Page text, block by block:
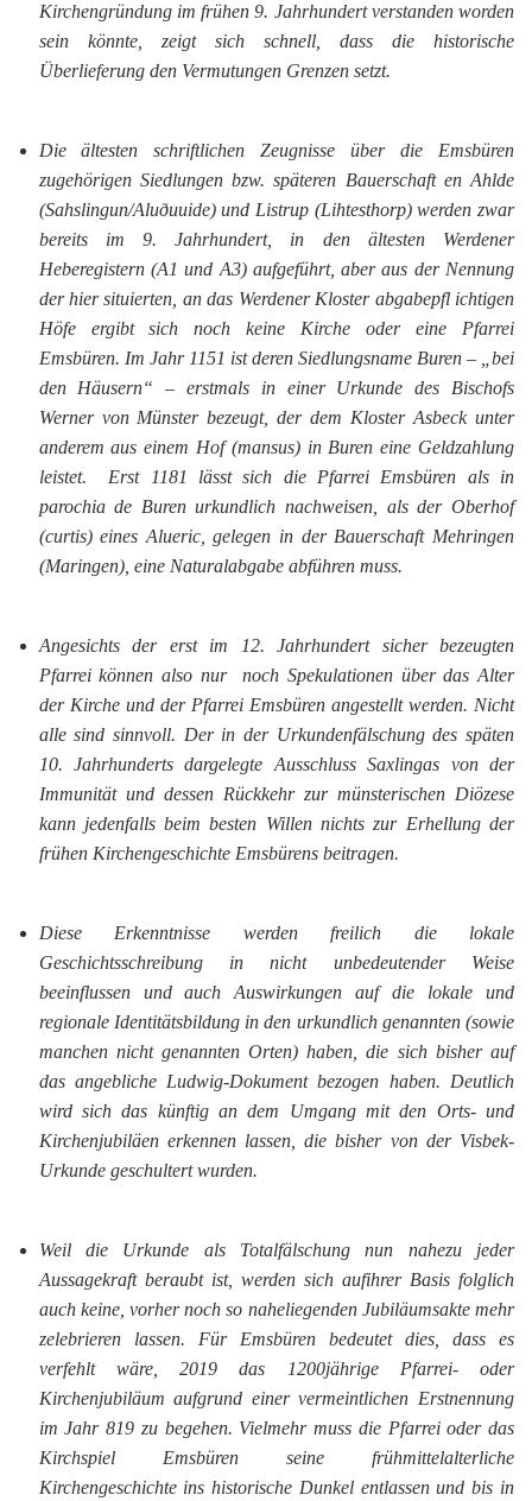
Kirchengründung im frühen 9. Jahrhundert verstanden worden
sein könnte, zeigt sich schnell, dass die historische
Überlieferung den Vermutungen Grenzen setzt.
Die ältesten schriftlichen Zeugnisse über die Emsbüren
zugehörigen Siedlungen bzw. späteren Bauerschaft en Ahlde
(Sahslingun/Aluðuuide) und Listrup (Lihtesthorp) werden zwar
bereits im 9. Jahrhundert, in den ältesten Werdener
Heberegistern (A1und A3) aufgeführt, aber aus der Nennung
der hier situierten, an das Werdener Kloster abgabepfl ichtigen
Höfe ergibt sich noch keine Kirche oder eine Pfarrei
Emsbüren. Im Jahr 1151 ist deren Siedlungsname Buren – „bei
den Häusern“ – erstmals in einer Urkunde des Bischofs
Werner von Münster bezeugt, der dem Kloster Asbeck unter
anderem aus einem Hof (mansus) in Bureneine Geldzahlung
leistet.
Erst 1181 lässt sich die Pfarrei Emsbüren als in
parochia de Burenurkundlich nachweisen, als der Oberhof
(curtis) eines Alueric, gelegen in der Bauerschaft Mehringen
(Maringen), eine Naturalabgabe abführen muss.
Angesichts der erst im 12. Jahrhundert sicher bezeugten
Pfarrei können also nur noch Spekulationen über das Alter
der Kirche und der Pfarrei Emsbüren angestellt werden. Nicht
alle sind sinnvoll. Der in der Urkundenfälschung des späten
10. Jahrhunderts dargelegte AusschlussSaxlingas von der
Immunität und dessen Rückkehr zur münsterischen Diözese
kann jedenfalls beim besten Willen nichts zur Erhellung der
frühen Kirchengeschichte Emsbürens beitragen.
Diese Erkenntnisse werden freilich die lokale
Geschichtsschreibung in nicht unbedeutender Weise
beeinflussen und auch Auswirkungen auf die lokale und
regionale Identitätsbildung in den urkundlich genannten (sowie
manchen nicht genannten Orten) haben, die sich bisher auf
das angebliche Ludwig-Dokument bezogen haben. Deutlich
wird sich das künftig an dem Umgang mit den Orts- und
Kirchenjubiläen erkennen lassen, die bisher von der Visbek-
Urkunde geschultert wurden.
Weil die Urkunde als Totalfälschung nun nahezu jeder
Aussagekraft beraubt ist, werden sich aufihrer Basis folglich
auch keine, vorher noch so naheliegenden Jubiläumsakte mehr
zelebrieren lassen. Für Emsbüren bedeutet dies, dass es
verfehlt wäre, 2019 das 1200jährige Pfarrei- oder
Kirchenjubiläum aufgrund einer vermeintlichen Erstnennung
im Jahr 819 zu begehen. Vielmehr muss die Pfarrei oder das
Kirchspiel Emsbüren seine frühmittelalterliche
Kirchengeschichte ins historische Dunkel entlassen und bis in